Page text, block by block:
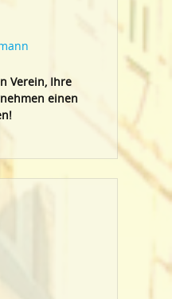
Verein, Ihre
einen